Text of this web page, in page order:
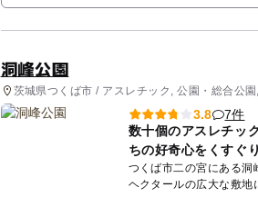
洞峰公園
茨城県つくば市 / アスレチック, 公園・総合公
3.8
7件
数十個のアスレチッ
ちの好奇心をくすぐ
つくば市二の宮にある
ヘクタールの広大な敷地